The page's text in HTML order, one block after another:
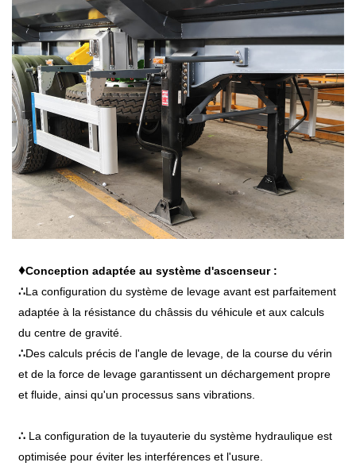
♦Conception adaptée au système d'ascenseur :
∴La configuration du système de levage avant est parfaitement
adaptée à la résistance du châssis du véhicule et aux calculs
du centre de gravité.
∴Des calculs précis de l'angle de levage, de la course du vérin
et de la force de levage garantissent un déchargement propre
et fluide, ainsi qu'un processus sans vibrations.
∴ La configuration de la tuyauterie du système hydraulique est
optimisée pour éviter les interférences et l'usure.